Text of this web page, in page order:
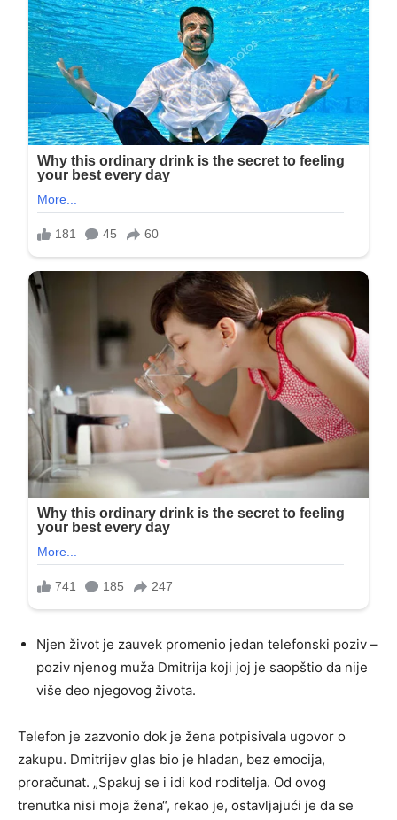
Njen život je zauvek promenio jedan telefonski poziv –
poziv njenog muža Dmitrija koji joj je saopštio da nije
više deo njegovog života.
Telefon je zazvonio dok je žena potpisivala ugovor o
zakupu. Dmitrijev glas bio je hladan, bez emocija,
proračunat. „Spakuj se i idi kod roditelja. Od ovog
trenutka nisi moja žena“, rekao je, ostavljajući je da se